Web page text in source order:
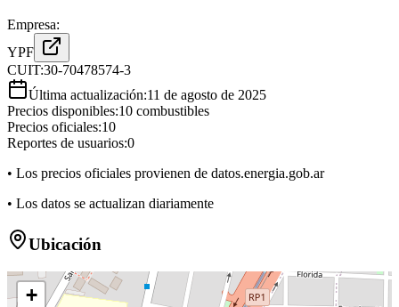
Empresa:
YPF
CUIT:30-70478574-3
Última actualización:11 de agosto de 2025
Precios disponibles:10 combustibles
Precios oficiales:10
Reportes de usuarios:0
• Los precios oficiales provienen de datos.energia.gob.ar
• Los datos se actualizan diariamente
Ubicación
+